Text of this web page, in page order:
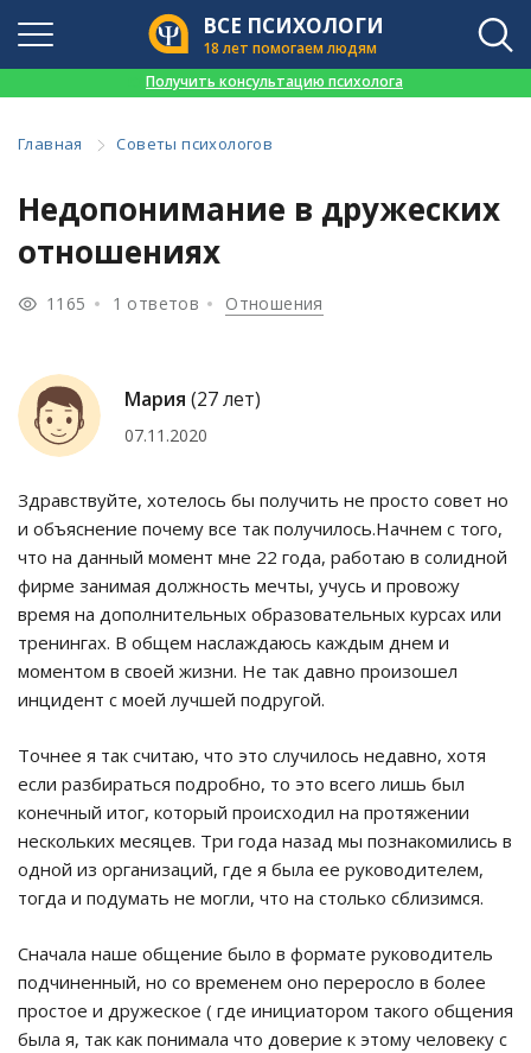
ВСЕ ПСИХОЛОГИ
18 лет помогаем людям
Получить консультацию психолога
Главная Советы психологов
Недопонимание в дружеских
отношениях
1165 1 ответов Отношения
Мария (27 лет)
07.11.2020
Здравствуйте, хотелось бы получить не просто совет но
и объяснение почему все так получилось.Начнем с того,
что на данный момент мне 22 года, работаю в солидной
фирме занимая должность мечты, учусь и провожу
время на дополнительных образовательных курсах или
тренингах. В общем наслаждаюсь каждым днем и
моментом в своей жизни. Не так давно произошел
инцидент с моей лучшей подругой.
Точнее я так считаю, что это случилось недавно, хотя
если разбираться подробно, то это всего лишь был
конечный итог, который происходил на протяжении
нескольких месяцев. Три года назад мы познакомились в
одной из организаций, где я была ее руководителем,
тогда и подумать не могли, что на столько сблизимся.
Сначала наше общение было в формате руководитель
подчиненный, но со временем оно переросло в более
простое и дружеское ( где инициатором такого общения
была я, так как понимала что доверие к этому человеку с